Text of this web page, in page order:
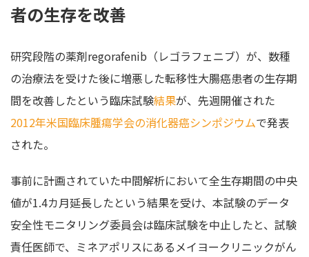
者の生存を改善
研究段階の薬剤regorafenib（レゴラフェニブ）が、数種
の治療法を受けた後に増悪した転移性大腸癌患者の生存期
間を改善したという臨床試験結果が、先週開催された
2012年米国臨床腫瘍学会の消化器癌シンポジウムで発表
された。
事前に計画されていた中間解析において全生存期間の中央
値が1.4カ月延長したという結果を受け、本試験のデータ
安全性モニタリング委員会は臨床試験を中止したと、試験
責任医師で、ミネアポリスにあるメイヨークリニックがん